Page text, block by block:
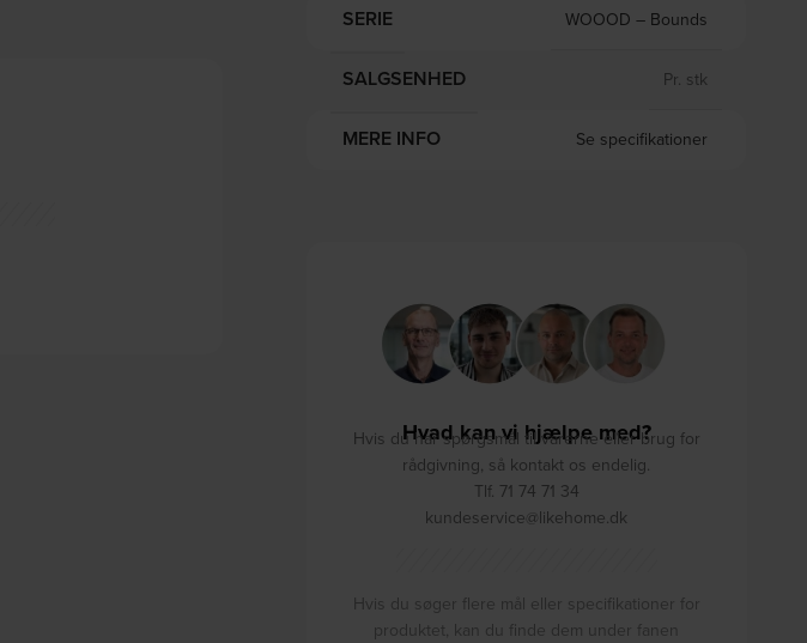
SERIE WOOOD – Bounds
SALGSENHED Pr. stk
MERE INFO Se specifikationer
Hvad kan vi hjælpe med?
Hvis du har spørgsmål til varerne eller brug for
rådgivning, så kontakt os endelig.
Tlf. 71 74 71 34
kundeservice@likehome.dk
Hvis du søger flere mål eller specifikationer for
produktet, kan du finde dem under fanen